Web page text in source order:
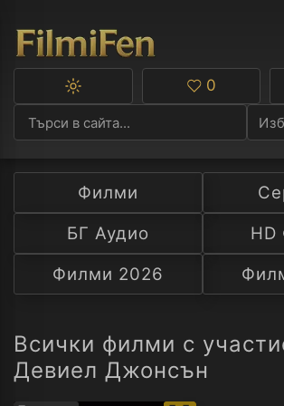
Ф
С
А
Превключване
тъмна
тема
Любими
0
Филми
БГ Аудио
Филми 2026
Всички филми с
Девиел Джонсън